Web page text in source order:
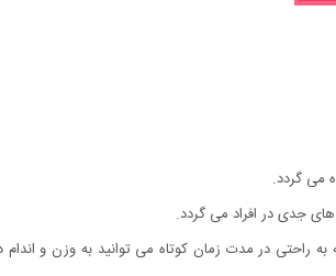
می گردد.
جدی در افراد می گردد.
در مدت زمان کوتاه می توانید به وزن و اندام